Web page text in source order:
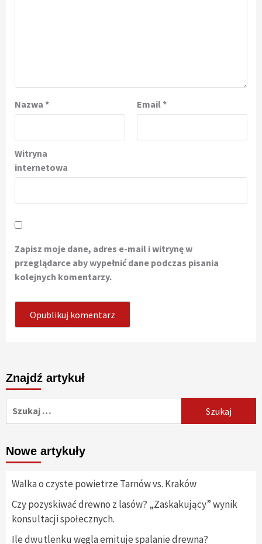
Nazwa * Email*
Witryna
internetowa
Zapisz moje dane, adres e-mail i witrynę w
przeglądarce aby wypełnić dane podczas pisania
kolejnych komentarzy.
Znajdź artykuł
Nowe artykuły
Walka o czyste powietrze Tarnów vs. Kraków
Czy pozyskiwać drewno z lasów? „Zaskakujący” wynik
konsultacji społecznych.
Ile dwutlenku węgla emituje spalanie drewna?